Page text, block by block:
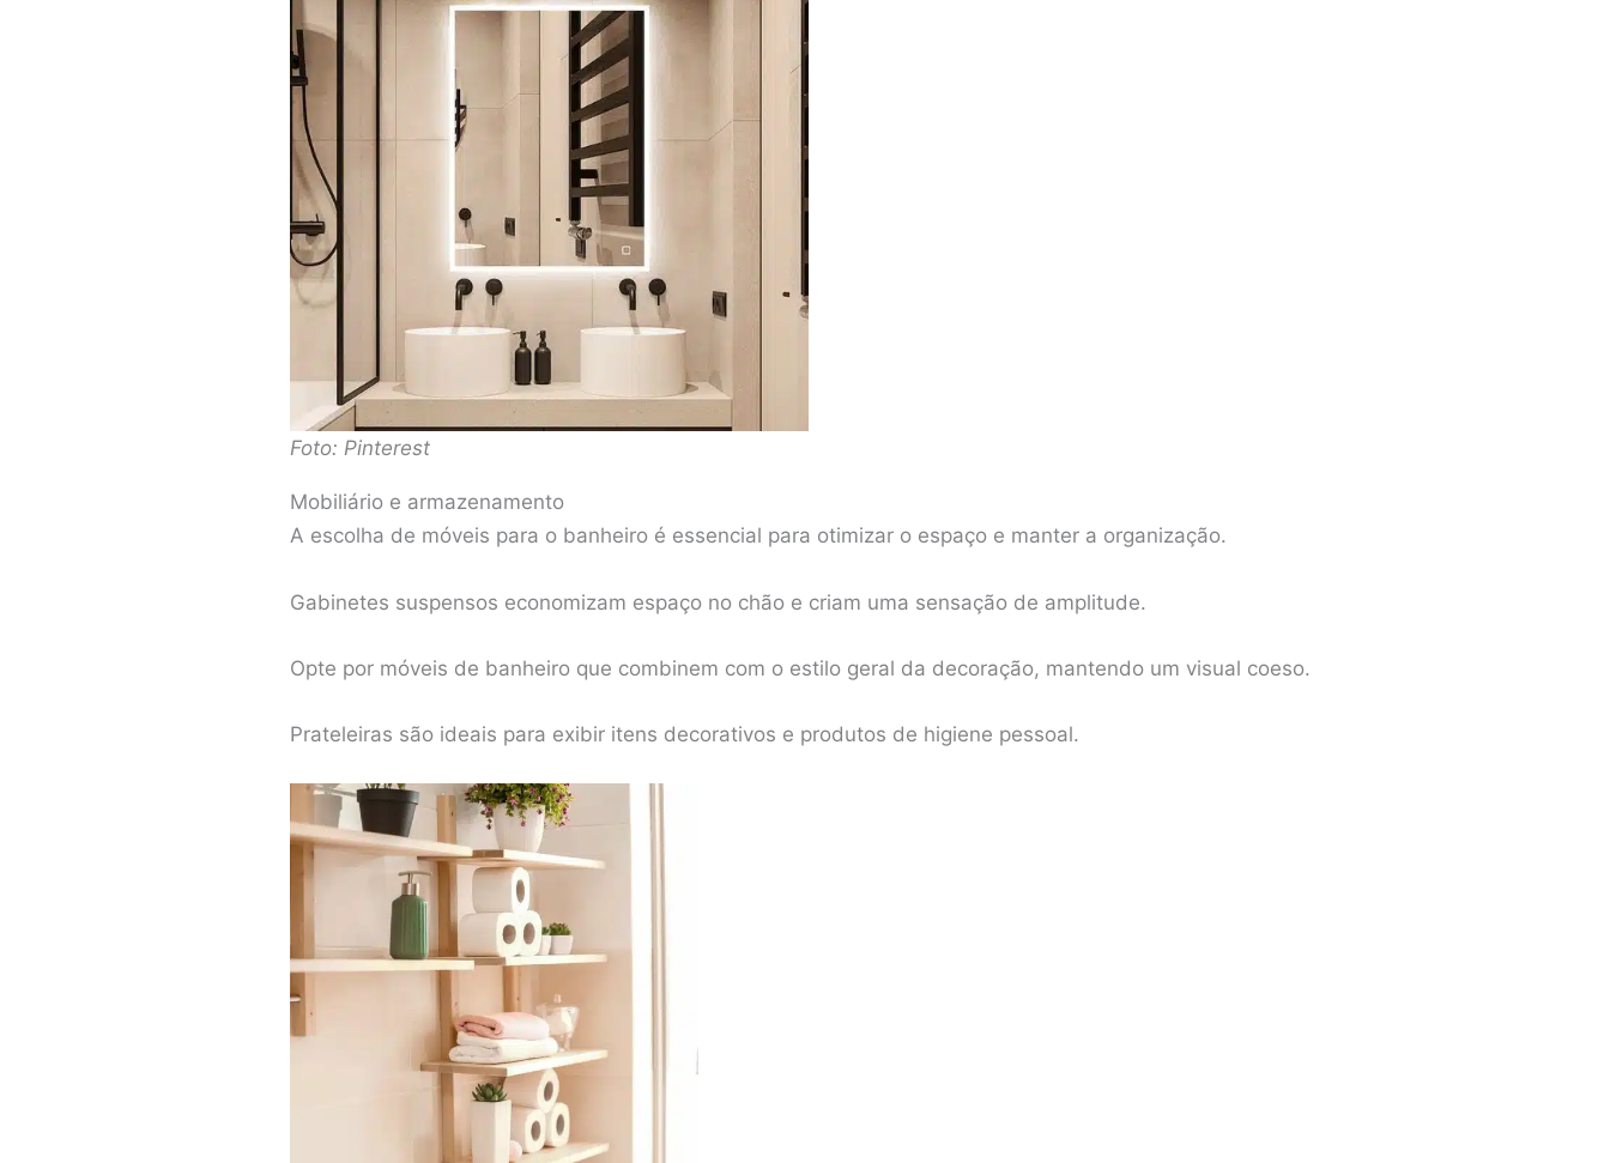
Foto: Pinterest
Mobiliário e armazenamento
A escolha de móveis para o banheiro é essencial para otimizar o espaço e manter a organização.
Gabinetes suspensos economizam espaço no chão e criam uma sensação de amplitude.
Opte por móveis de banheiro que combinem com o estilo geral da decoração, mantendo um visual coeso.
Prateleiras são ideais para exibir itens decorativos e produtos de higiene pessoal.